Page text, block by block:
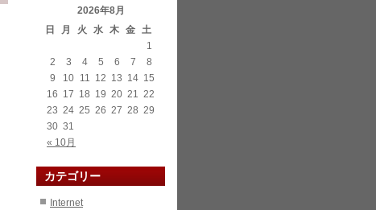
2026年8月
日
月 火 水 木 金 土
« 10月
1
2
3 4 5 6 7
8
9
10 11 12 13 14 15
16 17 18 19 20 21 22
23 24 25 26 27 28 29
30 31
カテゴリー
Internet